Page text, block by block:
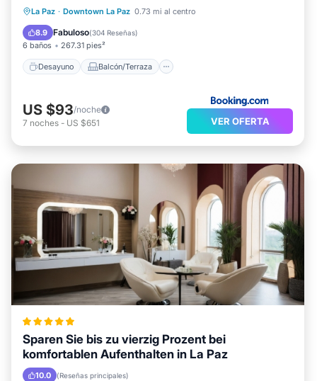
La Paz · Downtown La Paz 0.73 mi al centro
8.9 Fabuloso(304 Reseñas)
6 baños 267.31 pies²
Desayuno Balcón/Terraza
Desayuno Balcón/Terraza
Apto para niños
US $93/noche
7 noches - US $651 VER OFERTA
Sparen Sie bis zu vierzig Prozent bei
komfortablen Aufenthalten in La Paz
10.0 (Reseñas principales)